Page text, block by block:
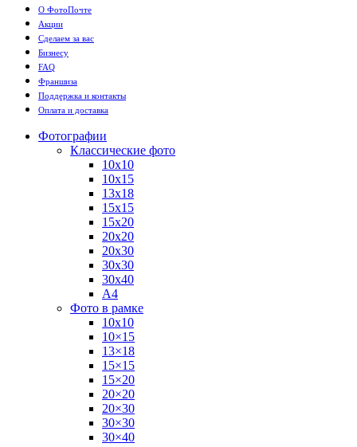
О ФотоПочте
Акции
Сделаем за вас
Бизнесу
FAQ
Франшиза
Поддержка и контакты
Оплата и доставка
Фотографии
Классические фото
10х10
10х15
13х18
15х15
15х20
20х20
20х30
30х30
30х40
А4
Фото в рамке
10х10
10×15
13×18
15×15
15×20
20×20
20×30
30×30
30×40